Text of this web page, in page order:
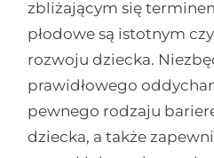
zbliżającym się
płodowe są istotnym
rozwoju dziecka.
prawidłowego
pewnego rodzaju
dziecka, a także